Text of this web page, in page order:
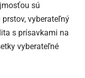
sú
vyberateľný
s prísavkami na
vyberateľné